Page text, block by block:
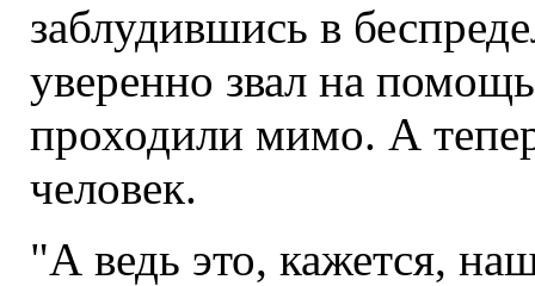
заблудившись в
уверенно звал на
проходили мимо. А
человек.
"А ведь это, кажется,